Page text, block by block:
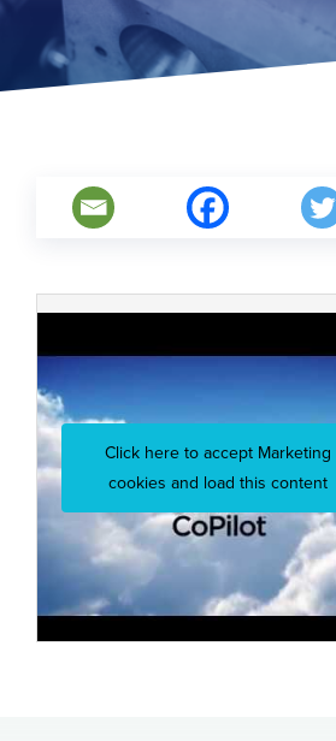
Click here to accept Marketing
cookies and load this content